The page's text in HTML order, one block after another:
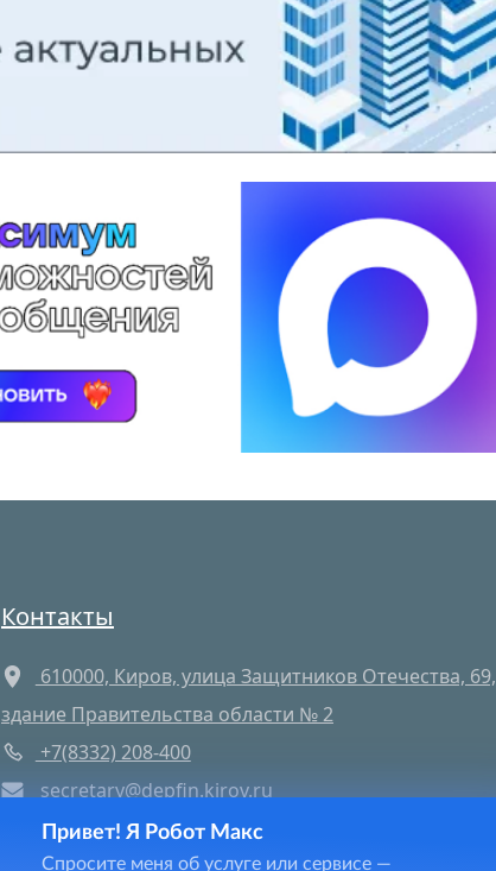
Контакты
610000, Киров, улица Защитников Отечества, 69,
здание Правительства области № 2
+7(8332) 208-400
secretary@depfin.kirov.ru
Мы в социальных сетях
Привет! Я Робот Макс
Спросите меня об услуге или сервисе —